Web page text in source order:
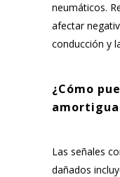
neumáticos.
afectar
conducción y
¿Cómo
Las señales
dañados